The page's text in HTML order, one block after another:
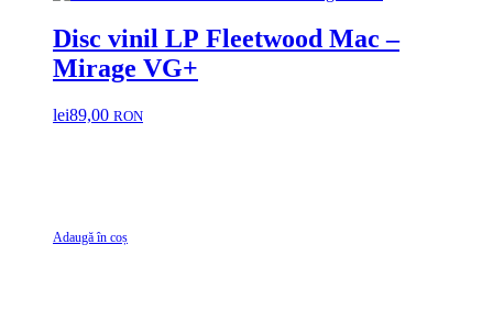
Disc vinil LP Fleetwood Mac ‎–
Mirage VG+
lei89,00 RON
Adaugă în coș